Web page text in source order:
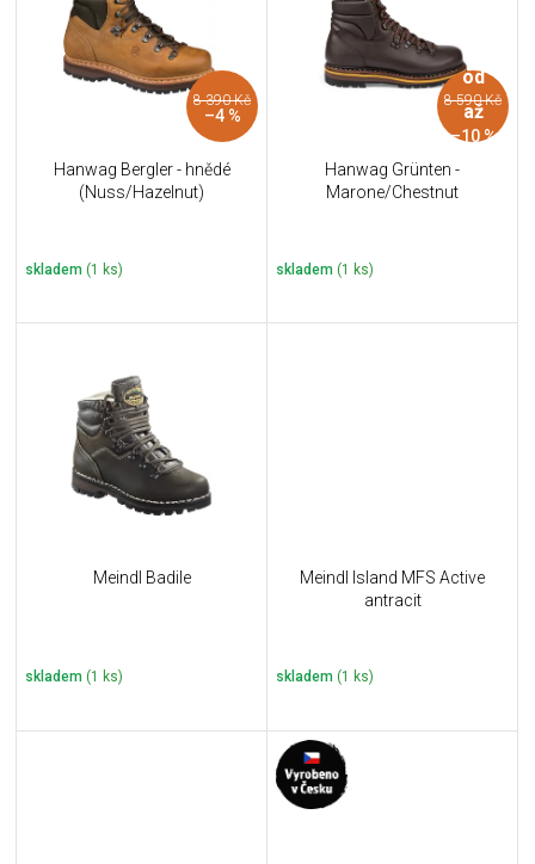
8 390 Kč
–4 %
Hanwag Bergler - hnědé
(Nuss/Hazelnut)
skladem (1 ks)
od
8 590 Kč
až
–10 %
Hanwag Grünten -
Marone/Chestnut
skladem (1 ks)
Meindl Badile
skladem (1 ks)
Meindl Island MFS Active
antracit
skladem (1 ks)